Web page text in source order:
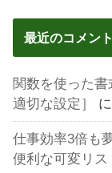
最近のコメント
関数を使った
適切な設定］
仕事効率3倍も
便利な可変リ